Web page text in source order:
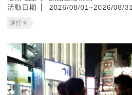
活動日期
2026/08/01~2026/08/31
迷打卡